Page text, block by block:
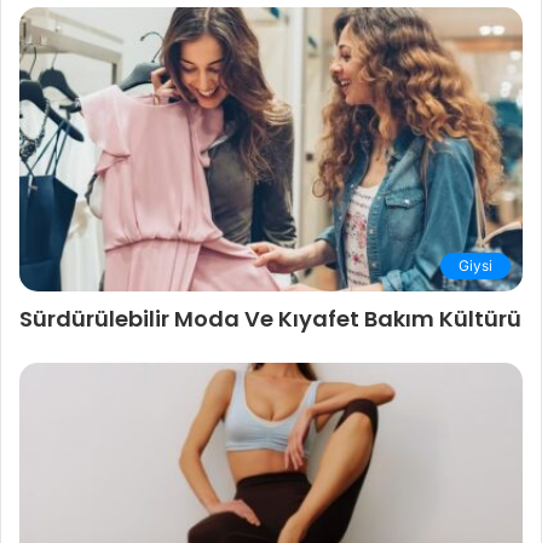
Giysi
Sürdürülebilir Moda Ve Kıyafet Bakım Kültürü